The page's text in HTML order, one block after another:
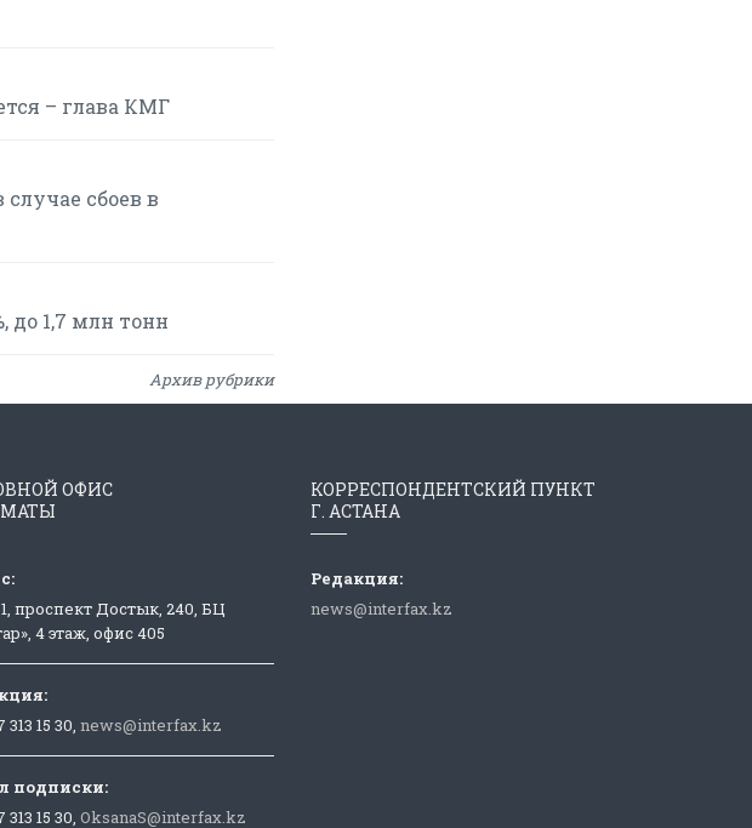
– глава КМГ
сбоев в
до 1,7 млн тонн
Архив рубрики
ОФИС
проспект Достык, 240, БЦ
4 этаж, офис 405
313 15 30, news@interfax.kz
подписки:
313 15 30, OksanaS@interfax.kz
КОРРЕСПОНДЕНТСКИЙ ПУНКТ
Г. АСТАНА
Редакция:
news@interfax.kz